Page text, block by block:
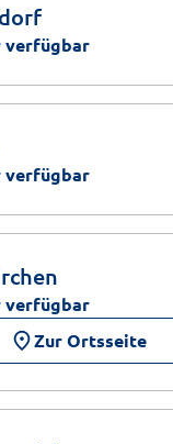
verfügbar
verfügbar
verfügbar
placeZur Ortsseite